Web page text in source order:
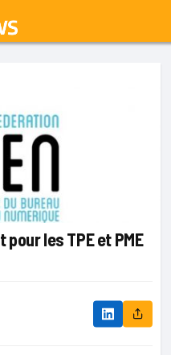
les TPE et PME